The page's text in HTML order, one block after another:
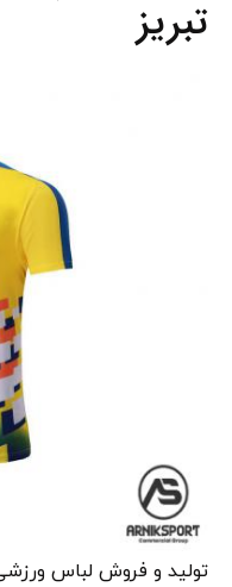
تبریز
تولید و فروش لباس